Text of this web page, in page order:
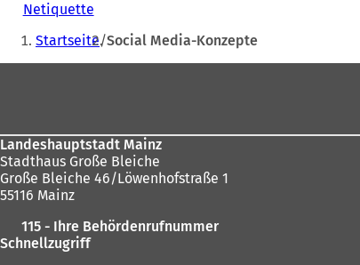
Netiquette
Sie
befinden
Startseite Social Media-Konzepte
Landeshauptstadt Mainz
Stadthaus Große Bleiche
Große Bleiche 46/Löwenhofstraße 1
55116 Mainz
115 - Ihre Behördenrufnummer
Schnellzugriff